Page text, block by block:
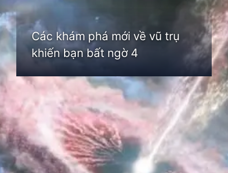
Các khám phá mới về vũ trụ
khiến bạn bất ngờ 4